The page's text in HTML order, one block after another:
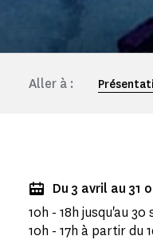
Aller à :
Du 3 avril au 31
10h - 18h jusqu'au
10h - 17h à partir du